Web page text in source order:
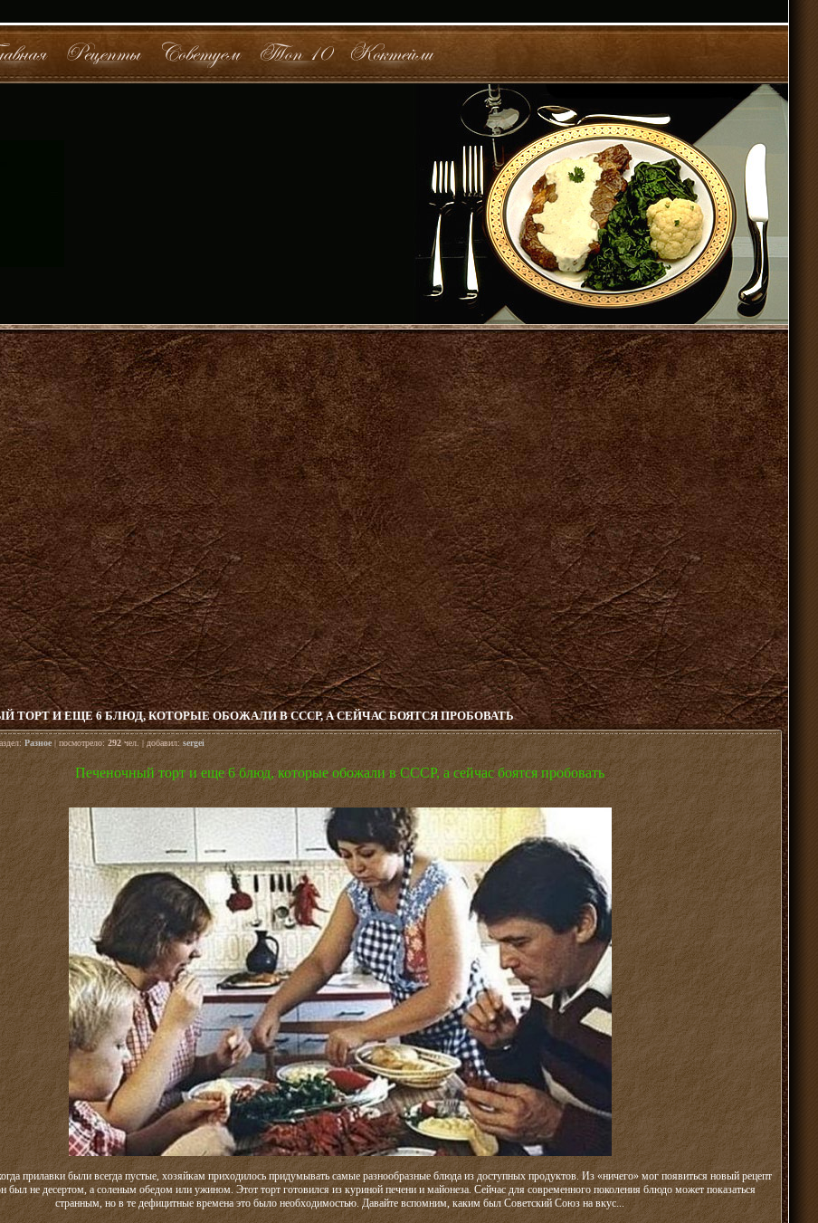
ТОРТ И ЕЩЕ 6 БЛЮД, КОТОРЫЕ ОБОЖАЛИ В СССР, А СЕЙЧАС БОЯТСЯ ПРОБОВАТЬ
Разное | посмотрело:292чел. | добавил: sergei
Печеночный торт и еще 6 блюд, которые обожали в СССР, а сейчас боятся пробовать
прилавки были всегда пустые, хозяйкам приходилось придумывать самые разнообразные блюда из доступных продуктов. Из «ничего» мог появиться новый рецепт
был не десертом, а соленым обедом или ужином. Этот торт готовился из куриной печени и майонеза. Сейчас для современного поколения блюдо может показаться
странным, но в те дефицитные времена это было необходимостью. Давайте вспомним, каким был Советский Союз на вкус...